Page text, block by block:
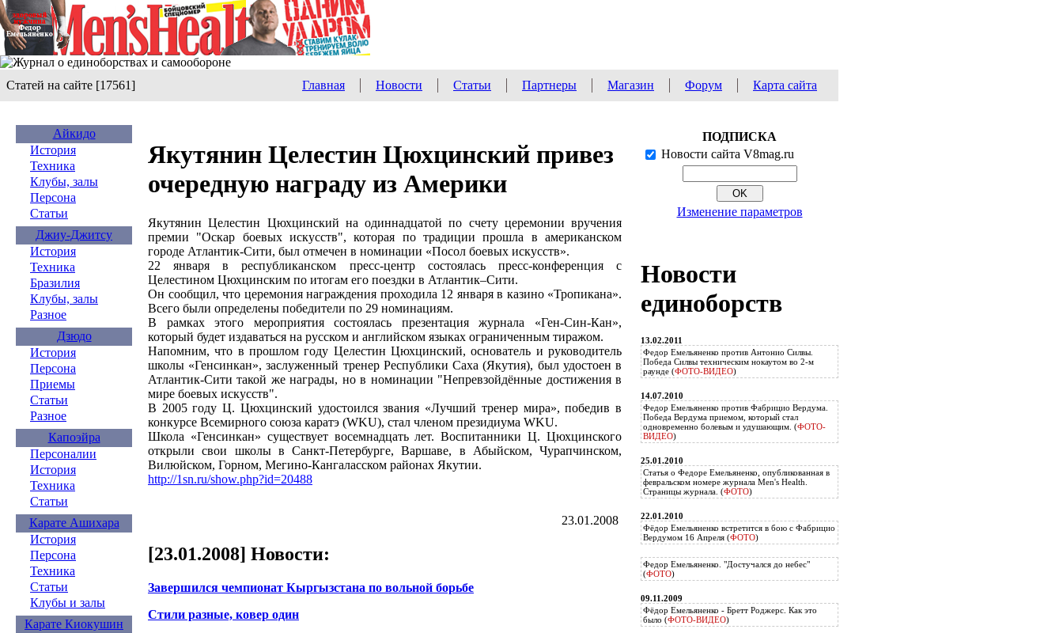
Статей на сайте [17561] Главная Новости Статьи Партнеры Магазин Форум Карта сайта
Айкидо
История
Техника
Клубы, залы
Персона
Статьи
Джиу-Джитсу
История
Техника
Бразилия
Клубы, залы
Разное
Дзюдо
История
Персона
Приемы
Статьи
Разное
Капоэйра
Персоналии
История
Техника
Статьи
Карате Ашихара
История
Персона
Техника
Статьи
Клубы и залы
Карате Киокушин
Якутянин Целестин Цюхцинский привез
очередную награду из Америки
Якутянин Целестин Цюхцинский на одиннадцатой по счету церемонии вручения
премии "Оскар боевых искусств", которая по традиции прошла в американском
городе Атлантик-Сити, был отмечен в номинации «Посол боевых искусств».
22 января в республиканском пресс-центр состоялась пресс-конференция с
Целестином Цюхцинским по итогам его поездки в Атлантик–Сити.
Он сообщил, что церемония награждения проходила 12 января в казино «Тропикана».
Всего были определены победители по 29 номинациям.
В рамках этого мероприятия состоялась презентация журнала «Ген-Син-Кан»,
который будет издаваться на русском и английском языках ограниченным тиражом.
Напомним, что в прошлом году Целестин Цюхцинский, основатель и руководитель
школы «Генсинкан», заслуженный тренер Республики Саха (Якутия), был удостоен в
Атлантик-Сити такой же награды, но в номинации "Непревзойдённые достижения в
мире боевых искусств".
В 2005 году Ц. Цюхцинский удостоился звания «Лучший тренер мира», победив в
конкурсе Всемирного союза каратэ (WKU), стал членом президиума WKU.
Школа «Генсинкан» существует восемнадцать лет. Воспитанники Ц. Цюхцинского
открыли свои школы в Санкт-Петербурге, Варшаве, в Абыйском, Чурапчинском,
Вилюйском, Горном, Мегино-Кангаласском районах Якутии.
http://1sn.ru/show.php?id=20488
23.01.2008
[23.01.2008] Новости:
Завершился чемпионат Кыргызстана по вольной борьбе
Стили разные, ковер один
ПОДПИСКА
Новости сайта V8mag.ru
Изменение параметров
Новости
единоборств
13.02.2011
Федор Емельяненко против Антонио Силвы.
Победа Силвы техническим нокаутом во 2-м
раунде (ФОТО-ВИДЕО)
14.07.2010
Федор Емельяненко против Фабрицио Вердума.
Победа Вердума приемом, который стал
одновременно болевым и удушающим. (ФОТО-
ВИДЕО)
25.01.2010
Статья о Федоре Емельяненко, опубликованная в
февральском номере журнала Men's Health.
Страницы журнала. (ФОТО)
22.01.2010
Фёдор Емельяненко встретится в бою с Фабрицио
Вердумом 16 Апреля (ФОТО)
Федор Емельяненко. "Достучался до небес"
(ФОТО)
09.11.2009
Фёдор Емельяненко - Бретт Роджерс. Как это
было (ФОТО-ВИДЕО)